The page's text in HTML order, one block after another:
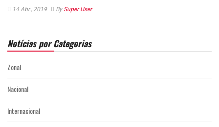
14 Abr., 2019 By Super User
Notícias por Categorias
Zonal
Nacional
Internacional